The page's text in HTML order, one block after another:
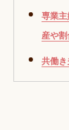
専業
産や
共働